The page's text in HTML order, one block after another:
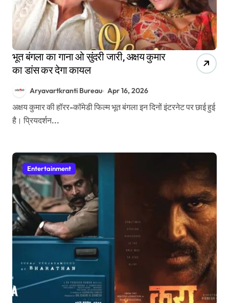
भूत बंगला का गाना ओ सुंदरी जारी, अक्षय कुमार
का डांस कर देगा कायल
Aryavartkranti Bureau Apr 16, 2026
अक्षय कुमार की हॉरर-कॉमेडी फिल्म भूत बंगला इन दिनों इंटरनेट पर छाई हुई
है। प्रियदर्शन...
Entertainment